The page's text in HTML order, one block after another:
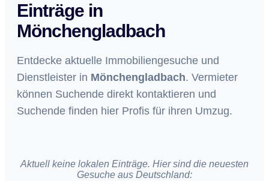
Einträge in
Mönchengladbach
Entdecke aktuelle Immobiliengesuche und
Dienstleister in Mönchengladbach. Vermieter
können Suchende direkt kontaktieren und
Suchende finden hier Profis für ihren Umzug.
Aktuell keine lokalen Einträge. Hier sind die neuesten
Gesuche aus Deutschland: